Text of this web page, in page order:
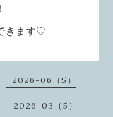
きます♡
2026-06（5）
2026-03（5）